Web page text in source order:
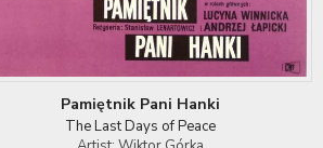
Pamiętnik Pani Hanki
The Last Days of Peace